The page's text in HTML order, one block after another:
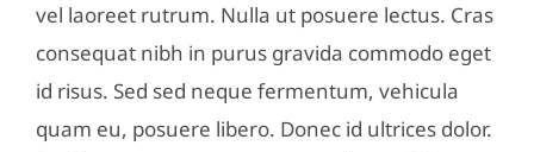
vel laoreet rutrum. Nulla ut posuere lectus. Cras
consequat nibh in purus gravida commodo eget
id risus. Sed sed neque fermentum, vehicula
quam eu, posuere libero. Donec id ultrices dolor.